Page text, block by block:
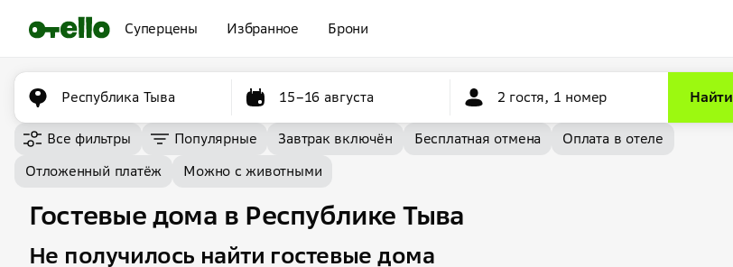
Суперцены Избранное Брони
Республика Тыва 15–16 августа 2 гостя, 1 номер Найти
Все фильтры Популярные Завтрак включён Бесплатная отмена
Оплата в отеле
Отложенный платёж
Можно с животными
Гостевые дома в Республике Тыва
Не получилось найти гостевые дома